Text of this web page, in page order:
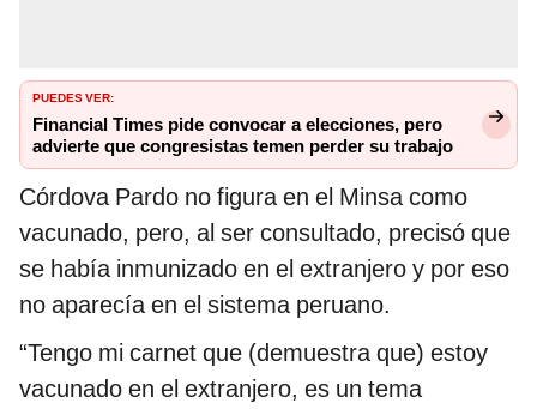
PUEDES VER:
Financial Times pide convocar a elecciones, pero
advierte que congresistas temen perder su trabajo
Córdova Pardo no figura en el Minsa como
vacunado, pero, al ser consultado, precisó que
se había inmunizado en el extranjero y por eso
no aparecía en el sistema peruano.
“Tengo mi carnet que (demuestra que) estoy
vacunado en el extranjero, es un tema